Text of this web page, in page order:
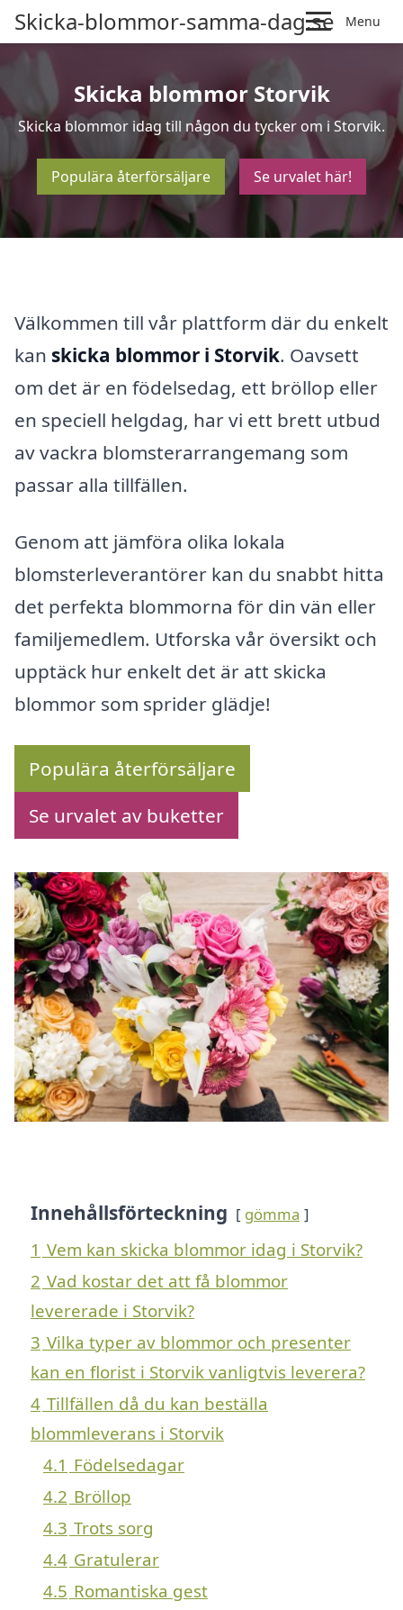
Skicka-blommor-samma-dag.se Menu
Skicka blommor Storvik
Skicka blommor idag till någon du tycker om i Storvik.
Populära återförsäljare Se urvalet här!
Välkommen till vår plattform där du enkelt
kan skicka blommor i Storvik. Oavsett
om det är en födelsedag, ett bröllop eller
en speciell helgdag, har vi ett brett utbud
av vackra blomsterarrangemang som
passar alla tillfällen.
Genom att jämföra olika lokala
blomsterleverantörer kan du snabbt hitta
det perfekta blommorna för din vän eller
familjemedlem. Utforska vår översikt och
upptäck hur enkelt det är att skicka
blommor som sprider glädje!
Populära återförsäljare
Se urvalet av buketter
Innehållsförteckning gömma
1 Vem kan skicka blommor idag i Storvik?
2 Vad kostar det att få blommor
levererade i Storvik?
3 Vilka typer av blommor och presenter
kan en florist i Storvik vanligtvis leverera?
4 Tillfällen då du kan beställa
blommleverans i Storvik
4.1 Födelsedagar
4.2 Bröllop
4.3 Trots sorg
4.4 Gratulerar
4.5 Romantiska gest